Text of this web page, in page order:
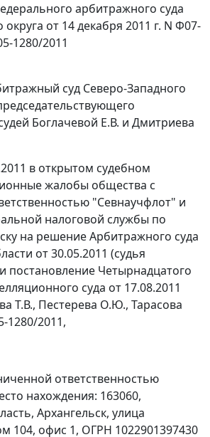
арбитражного суда
от 14 декабря 2011 г. N Ф07-
1280/2011
суд Северо-Западного
Боглачевой Е.В. и Дмитриева
в открытом судебном
жалобы общества с
"Севнаучфлот" и
налоговой службы по
на решение Арбитражного суда
от 30.05.2011 (судья
постановление Четырнадцатого
суда от 17.08.2011
Т.В., Пестерева О.Ю., Тарасова
1280/2011,
ответственностью
нахождения: 163060,
Архангельск, улица
104, офис 1, ОГРН 1022901397430